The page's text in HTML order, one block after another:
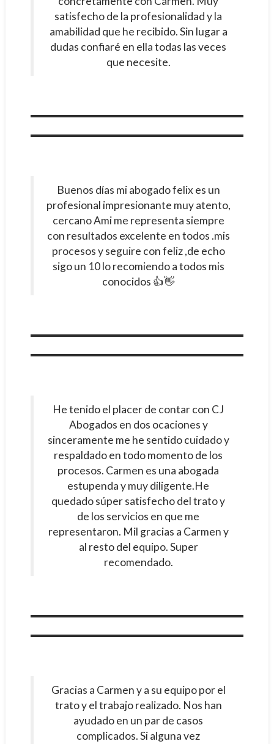
satisfecho de la profesionalidad y la
amabilidad que he recibido. Sin lugar a
dudas confiaré en ella todas las veces
que necesite.
Buenos días mi abogado felix es un
profesional impresionante muy atento,
cercano Ami me representa siempre
con resultados excelente en todos .mis
procesos y seguire con feliz ,de echo
sigo un 10 lo recomiendo a todos mis
conocidos 👍👋
He tenido el placer de contar con CJ
Abogados en dos ocaciones y
sinceramente me he sentido cuidado y
respaldado en todo momento de los
procesos. Carmen es una abogada
estupenda y muy diligente.He
quedado súper satisfecho del trato y
de los servicios en que me
representaron. Mil gracias a Carmen y
al resto del equipo. Super
recomendado.
Gracias a Carmen y a su equipo por el
trato y el trabajo realizado. Nos han
ayudado en un par de casos
complicados. Si alguna vez